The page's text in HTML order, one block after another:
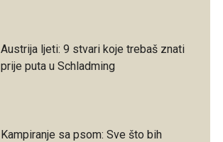
Austrija ljeti: 9 stvari koje trebaš znati
prije puta u Schladming
Kampiranje sa psom: Sve što bih